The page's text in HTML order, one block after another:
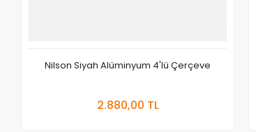
Nilson Siyah Alüminyum 4'lü Çerçeve
2.880,00 TL